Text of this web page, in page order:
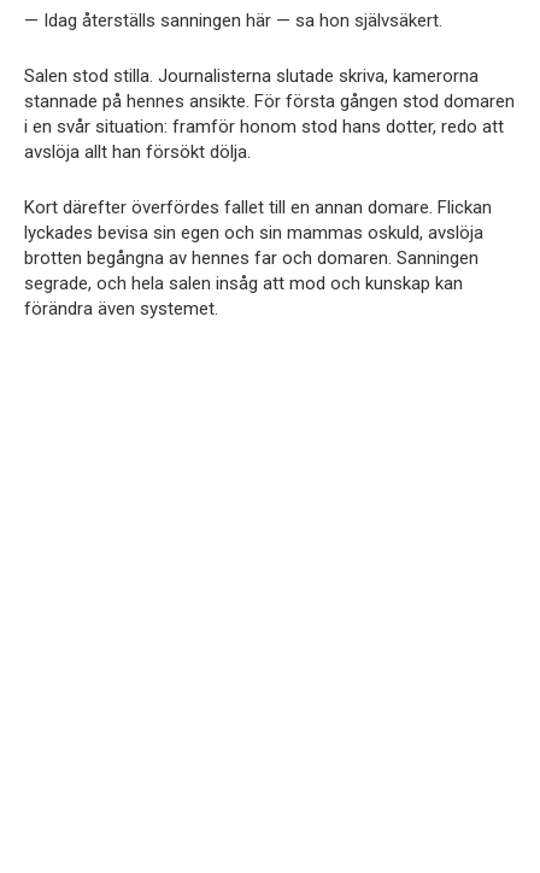
— Idag återställs sanningen här — sa hon självsäkert.
Salen stod stilla. Journalisterna slutade skriva, kamerorna
stannade på hennes ansikte. För första gången stod domaren
i en svår situation: framför honom stod hans dotter, redo att
avslöja allt han försökt dölja.
Kort därefter överfördes fallet till en annan domare. Flickan
lyckades bevisa sin egen och sin mammas oskuld, avslöja
brotten begångna av hennes far och domaren. Sanningen
segrade, och hela salen insåg att mod och kunskap kan
förändra även systemet.